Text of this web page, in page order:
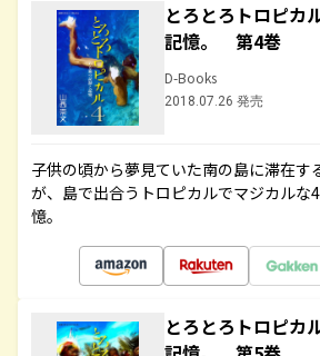
とろとろトロピ
記憶。 第4巻
D-Books
2018.07.26 発売
子供の頃から夢見ていた南の島に滞在す
が、島で出合うトロピカルでマジカルな
憶。
とろとろトロピ